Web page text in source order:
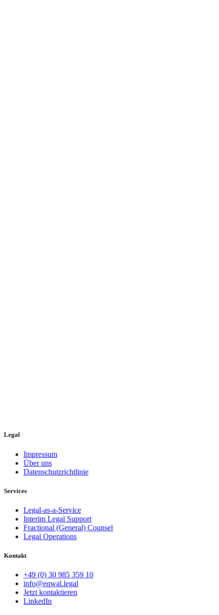
Legal
Impressum
Über uns
Datenschutzrichtlinie
Services
Legal-as-a-Service
Interim Legal Support
Fractional (General) Counsel
Legal Operations
Kontakt
+49 (0) 30 985 359 10
info@eqwal.legal
Jetzt kontaktieren
LinkedIn